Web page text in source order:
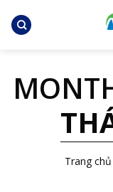
content
Trang chủ